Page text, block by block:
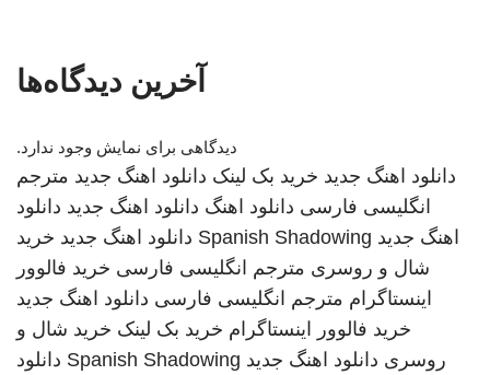
آخرین دیدگاه‌ها
دیدگاهی برای نمایش وجود ندارد.
دانلود اهنگ جدید خرید بک لینک دانلود اهنگ جدید مترجم
انگلیسی فارسی دانلود اهنگ دانلود اهنگ جدید دانلود
اهنگ جدید Spanish Shadowing دانلود اهنگ جدید خرید
شال و روسری مترجم انگلیسی فارسی خرید فالوور
اینستاگرام مترجم انگلیسی فارسی دانلود اهنگ جدید
خرید فالوور اینستاگرام خرید بک لینک خرید شال و
روسری دانلود اهنگ جدید Spanish Shadowing دانلود